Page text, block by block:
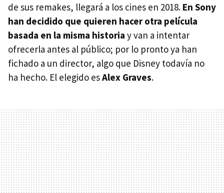
de sus remakes, llegará a los cines en 2018. En Sony
han decidido que quieren hacer otra película
basada en la misma historia y van a intentar
ofrecerla antes al público; por lo pronto ya han
fichado a un director, algo que Disney todavía no
ha hecho. El elegido esAlex Graves.